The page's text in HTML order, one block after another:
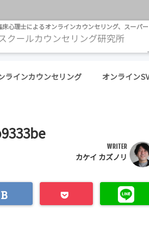
心理士によるオンラインカウンセリング、スーパ
ラインカウンセリング オンライン
WRITER
カケイ カズノリ